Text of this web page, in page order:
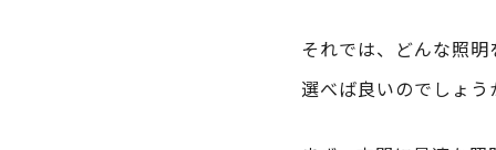
それでは、どんな照明
選べば良いのでしょう